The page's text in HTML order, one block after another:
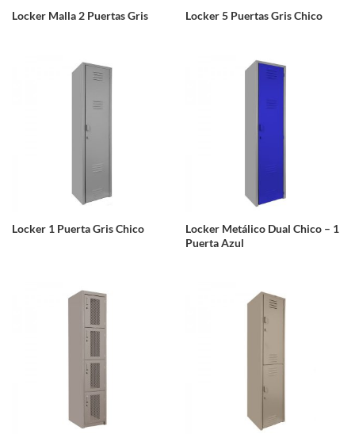
Locker Malla 2 Puertas Gris Locker 5 Puertas Gris Chico
Locker 1 Puerta Gris Chico
Locker Metálico Dual Chico – 1
Puerta Azul